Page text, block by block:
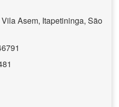
Asem, Itapetininga, São